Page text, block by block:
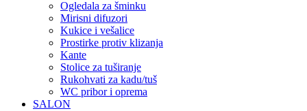
Ogledala za šminku
Mirisni difuzori
Kukice i vešalice
Prostirke protiv klizanja
Kante
Stolice za tuširanje
Rukohvati za kadu/tuš
WC pribor i oprema
SALON